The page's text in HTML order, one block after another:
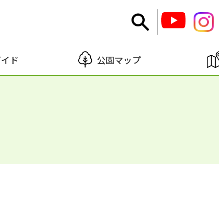
ド 公園マップ